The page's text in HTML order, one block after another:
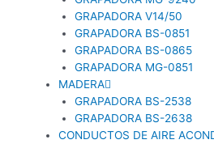
GRAPADORA V14/50
GRAPADORA BS-0851
GRAPADORA BS-0865
GRAPADORA MG-0851
MADERA
GRAPADORA BS-2538
GRAPADORA BS-2638
CONDUCTOS DE AIRE